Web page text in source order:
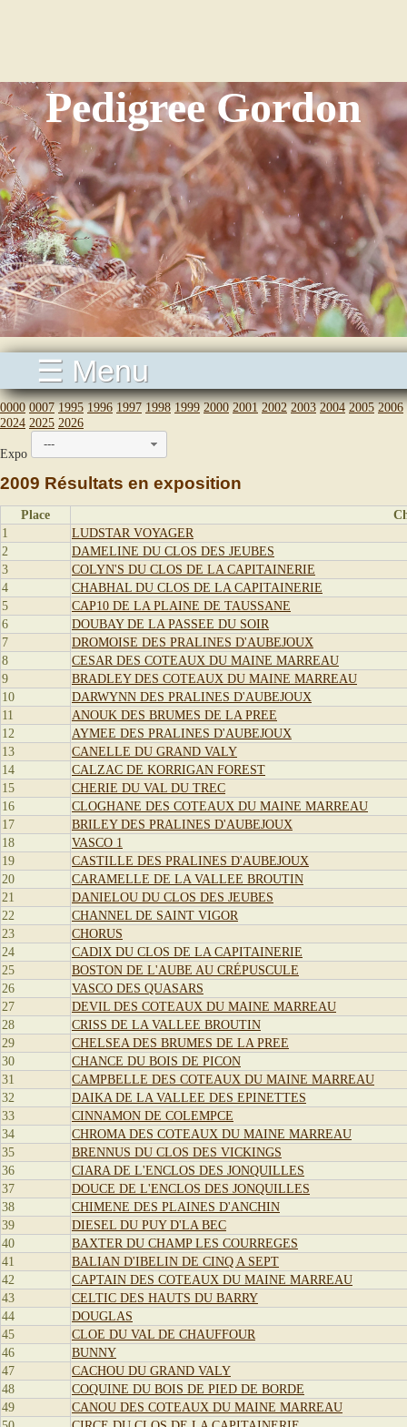
Pedigree Gordon
☰ Menu
0000 0007 1995 1996 1997 1998 1999 2000 2001 2002 2003 2004 2005 2006
2024 2025 2026
Expo
---
2009 Résultats en exposition
Place
1
LUDSTAR VOYAGER
2
DAMELINE DU CLOS DES JEUBES
3
COLYN'S DU CLOS DE LA CAPITAINERIE
4
CHABHAL DU CLOS DE LA CAPITAINERIE
5
CAP10 DE LA PLAINE DE TAUSSANE
6
DOUBAY DE LA PASSEE DU SOIR
7
DROMOISE DES PRALINES D'AUBEJOUX
8
CESAR DES COTEAUX DU MAINE MARREAU
9
BRADLEY DES COTEAUX DU MAINE MARREAU
10
DARWYNN DES PRALINES D'AUBEJOUX
11
ANOUK DES BRUMES DE LA PREE
12
AYMEE DES PRALINES D'AUBEJOUX
13
CANELLE DU GRAND VALY
14
CALZAC DE KORRIGAN FOREST
15
CHERIE DU VAL DU TREC
16
CLOGHANE DES COTEAUX DU MAINE MARREAU
17
BRILEY DES PRALINES D'AUBEJOUX
18
VASCO 1
19
CASTILLE DES PRALINES D'AUBEJOUX
20
CARAMELLE DE LA VALLEE BROUTIN
21
DANIELOU DU CLOS DES JEUBES
22
CHANNEL DE SAINT VIGOR
23
CHORUS
24
CADIX DU CLOS DE LA CAPITAINERIE
25
BOSTON DE L'AUBE AU CRÉPUSCULE
26
VASCO DES QUASARS
27
DEVIL DES COTEAUX DU MAINE MARREAU
28
CRISS DE LA VALLEE BROUTIN
29
CHELSEA DES BRUMES DE LA PREE
30
CHANCE DU BOIS DE PICON
31
CAMPBELLE DES COTEAUX DU MAINE MARREAU
32
DAIKA DE LA VALLEE DES EPINETTES
33
CINNAMON DE COLEMPCE
34
CHROMA DES COTEAUX DU MAINE MARREAU
35
BRENNUS DU CLOS DES VICKINGS
36
CIARA DE L'ENCLOS DES JONQUILLES
37
DOUCE DE L'ENCLOS DES JONQUILLES
38
CHIMENE DES PLAINES D'ANCHIN
39
DIESEL DU PUY D'LA BEC
40
BAXTER DU CHAMP LES COURREGES
41
BALIAN D'IBELIN DE CINQ A SEPT
42
CAPTAIN DES COTEAUX DU MAINE MARREAU
43
CELTIC DES HAUTS DU BARRY
44
DOUGLAS
45
CLOE DU VAL DE CHAUFFOUR
46
BUNNY
47
CACHOU DU GRAND VALY
48
COQUINE DU BOIS DE PIED DE BORDE
49
CANOU DES COTEAUX DU MAINE MARREAU